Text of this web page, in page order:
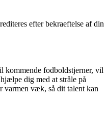
efter bekraeftelse af din
kommende fodboldstjerner, vil
dig med at stråle på
varmen væk, så dit talent kan